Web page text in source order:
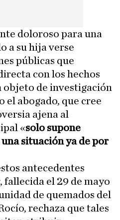
doloroso para una
a su hija verse
públicas que
con los hechos
objeto de investigación
el abogado, que cree
ajena al
«solo supone
situación ya de por
antecedentes
fallecida el 29 de mayo
de quemados del
rechaza que tales